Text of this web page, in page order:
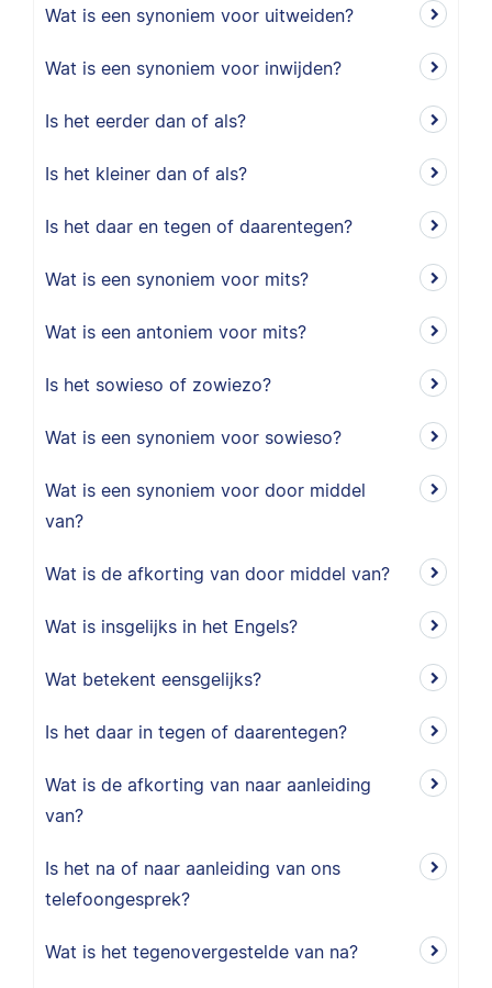
Wat is een synoniem voor uitweiden?
Wat is een synoniem voor inwijden?
Is het eerder dan of als?
Is het kleiner dan of als?
Is het daar en tegen of daarentegen?
Wat is een synoniem voor mits?
Wat is een antoniem voor mits?
Is het sowieso of zowiezo?
Wat is een synoniem voor sowieso?
Wat is een synoniem voor door middel
van?
Wat is de afkorting van door middel van?
Wat is insgelijks in het Engels?
Wat betekent eensgelijks?
Is het daar in tegen of daarentegen?
Wat is de afkorting van naar aanleiding
van?
Is het na of naar aanleiding van ons
telefoongesprek?
Wat is het tegenovergestelde van na?